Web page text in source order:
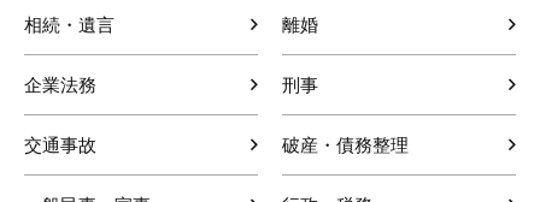
相続・遺言 離婚
企業法務 刑事
交通事故 破産・債務整理